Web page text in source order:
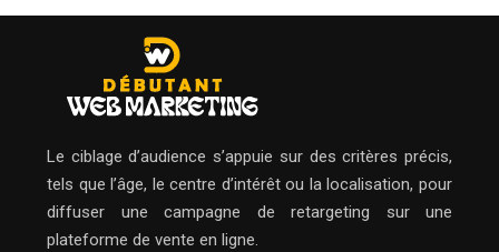
Le ciblage d’audience s’appuie sur des critères précis,
tels que l’âge, le centre d’intérêt ou la localisation, pour
diffuser une campagne de retargeting sur une
plateforme de vente en ligne.